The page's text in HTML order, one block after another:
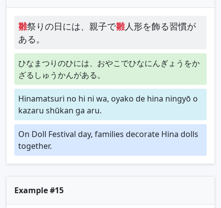
雛祭りの日には、親子で雛人形を飾る習慣が
ある。
ひなまつりのひには、おやこでひなにんぎょうをか
ざるしゅうかんがある。
Hinamatsuri no hi ni wa, oyako de hina ningyō o
kazaru shūkan ga aru.
On Doll Festival day, families decorate Hina dolls
together.
Example #15